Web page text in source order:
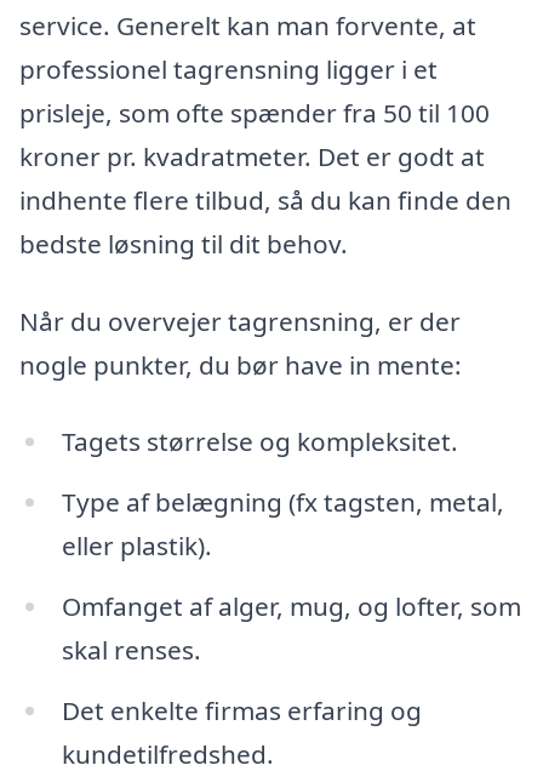
service. Generelt kan man forvente, at
professionel tagrensning ligger i et
prisleje, som ofte spænder fra 50 til 100
kroner pr. kvadratmeter. Det er godt at
indhente flere tilbud, så du kan finde den
bedste løsning til dit behov.
Når du overvejer tagrensning, er der
nogle punkter, du bør have in mente:
Tagets størrelse og kompleksitet.
Type af belægning (fx tagsten, metal,
eller plastik).
Omfanget af alger, mug, og lofter, som
skal renses.
Det enkelte firmas erfaring og
kundetilfredshed.